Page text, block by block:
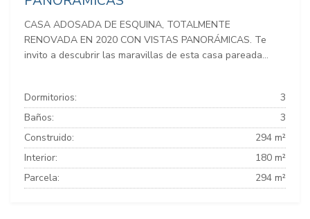
CASA ADOSADA DE ESQUINA, TOTALMENTE
RENOVADA EN 2020 CON VISTAS PANORÁMICAS. Te
invito a descubrir las maravillas de esta casa pareada...
Dormitorios:
3
Baños:
3
Construido:
294 m²
Interior:
180 m²
Parcela:
294 m²